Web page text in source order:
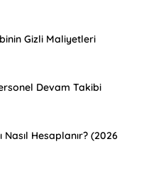
Gizli Maliyetleri
Devam Takibi
Nasıl Hesaplanır? (2026